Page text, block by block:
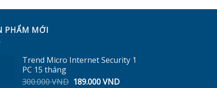
PHẨM MỚI
Trend Micro Internet Security 1
PC 15 tháng
300.000VND Giá
189.000VNDGiá